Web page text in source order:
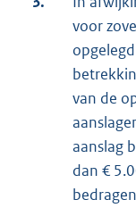
voor
van de
aanslag
dan €